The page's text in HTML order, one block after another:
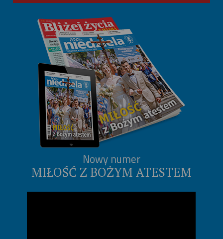
Nowy numer
MIŁOŚĆ Z BOŻYM ATESTEM